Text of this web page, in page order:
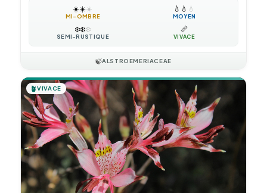
☀️☀️☀️
MI-OMBRE
💧 💧 💧
MOYEN
❄️❄️❄️
SEMI-RUSTIQUE
📏
VIVACE
🍃ALSTROEMERIACEAE
🪴VIVACE